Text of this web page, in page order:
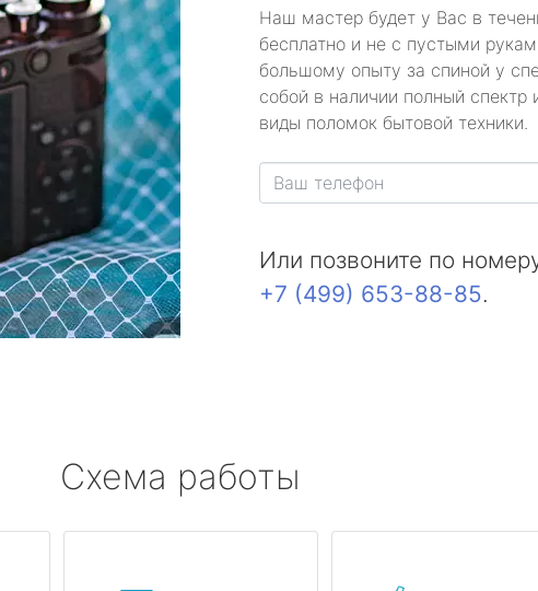
Наш мастер будет у Вас в
бесплатно и не с пустыми
большому опыту за спиной у
собой в наличии полный спектр
виды поломок бытовой техники.
Или позвоните по
+7 (499) 653-88-85.
Схема работы